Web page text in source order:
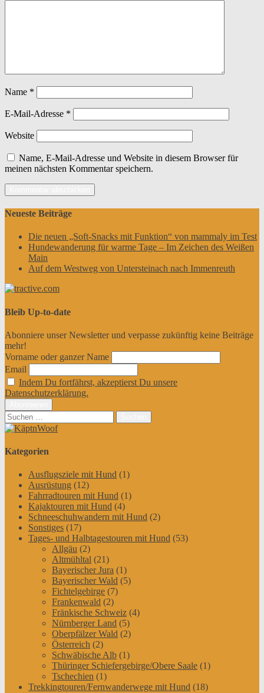
Name *
E-Mail-Adresse *
Website
Name, E-Mail-Adresse und Website in diesem Browser für
meinen nächsten Kommentar speichern.
Neueste Beiträge
Die neuen „Soft-Snacks mit Funktion“ von mammaly im Test
Hundewanderung für warme Tage – Im Zeichen des Weißen
Main
Auf dem Westweg von Untersteinach nach Immenreuth
Bleib Up-to-date
Abonniere unser Newsletter und verpasse zukünftig keine Beiträge
mehr!
Vorname oder ganzer Name
Email
Indem Du fortfährst, akzeptierst Du unsere
Datenschutzerklärung.
Suchen
nach:
Kategorien
Ausflugsziele mit Hund (1)
Ausrüstung (12)
Fahrradtouren mit Hund (1)
Kajaktouren mit Hund (4)
Schneeschuhwandern mit Hund (2)
Sonstiges (17)
Tages- und Halbtagestouren mit Hund (53)
Allgäu (2)
Altmühltal (21)
Bayerischer Jura (1)
Bayerischer Wald (5)
Fichtelgebirge (7)
Frankenwald (2)
Fränkische Schweiz (4)
Nürnberger Land (5)
Oberpfälzer Wald (2)
Österreich (2)
Schwäbische Alb (1)
Thüringer Schiefergebirge/Obere Saale (1)
Tschechien (1)
Trekkingtouren/Fernwanderwege mit Hund (18)